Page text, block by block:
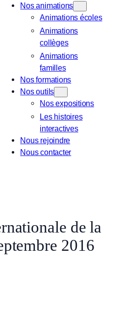
Nos animations
Animations écoles
Animations
collèges
Animations
familles
Nos formations
Nos outils
Nos expositions
Les histoires
interactives
Nous rejoindre
Nous contacter
de la
2016